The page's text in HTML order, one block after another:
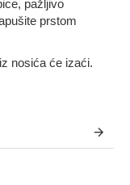
pažljivo
prstom
nosića će izaći.